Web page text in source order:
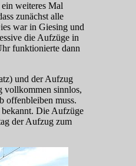
weiteres Mal
zunächst alle
war in Giesing und
die Aufzüge in
funktionierte dann
und der Aufzug
vollkommen sinnlos,
offenbleiben muss.
Die Aufzüge
der Aufzug zum